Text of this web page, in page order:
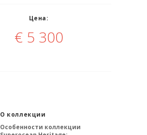
Цена:
€5 300
О коллекции
Особенности коллекции